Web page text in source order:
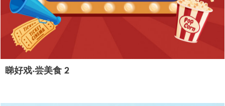
睇好戏‧尝美食 2